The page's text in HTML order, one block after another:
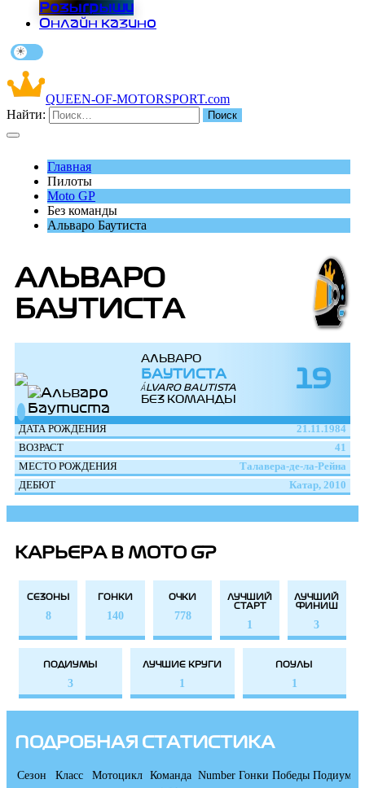
Розыгрыши
Онлайн казино
QUEEN-OF-MOTORSPORT.com
Найти:
Главная
Пилоты
Moto GP
Без команды
Альваро Баутиста
АЛЬВАРО
БАУТИСТА
АЛЬВАРО
БАУТИСТА
ÁLVARO BAUTISTA
БЕЗ КОМАНДЫ
19
ДАТА РОЖДЕНИЯ
21.11.1984
ВОЗРАСТ
41
МЕСТО РОЖДЕНИЯ
Талавера-де-ла-Рейна
ДЕБЮТ
Катар, 2010
КАРЬЕРА В MOTO GP
СЕЗОНЫ
8
ГОНКИ
140
ОЧКИ
778
ЛУЧШИЙ
СТАРТ
1
ЛУЧШИЙ
ФИНИШ
3
ПОДИУМЫ
3
ЛУЧШИЕ КРУГИ
1
ПОУЛЫ
1
ПОДРОБНАЯ СТАТИСТИКА
Сезон Класс Мотоцикл Команда Number Гонки Победы Подиумы